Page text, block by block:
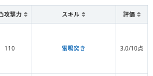
攻撃力 スキル 評価
110 雷鳴突き 3.0/10点